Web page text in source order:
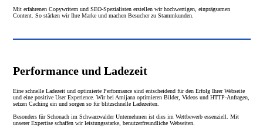
Mit erfahrenen Copywritern und SEO-Spezialisten erstellen wir hochwertigen, einprägsamen
Content. So stärken wir Ihre Marke und machen Besucher zu Stammkunden.
Performance und Ladezeit
Eine schnelle Ladezeit und optimierte Performance sind entscheidend für den Erfolg Ihrer Webseite
und eine positive User Experience. Wir bei Amijana optimieren Bilder, Videos und HTTP-Anfragen,
setzen Caching ein und sorgen so für blitzschnelle Ladezeiten.
Besonders für Schonach im Schwarzwalder Unternehmen ist dies im Wettbewerb essenziell. Mit
unserer Expertise schaffen wir leistungsstarke, benutzerfreundliche Webseiten.